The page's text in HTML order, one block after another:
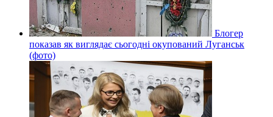
Блогер
показав як виглядає сьогодні окупований Луганськ
(фото)